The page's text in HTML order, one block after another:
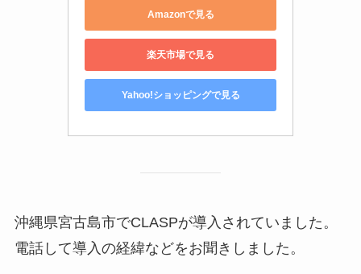
Amazonで見る
楽天市場で見る
Yahoo!ショッピングで見る
沖縄県宮古島市でCLASPが導入されていました。
電話して導入の経緯などをお聞きしました。